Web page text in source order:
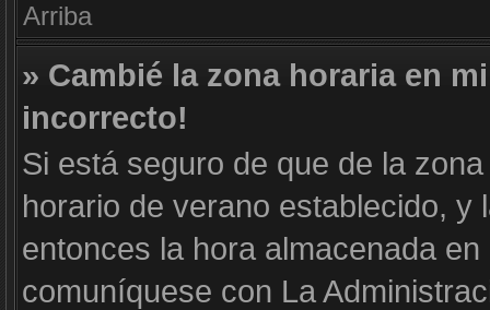
Arriba
» Cambié la zona horaria en
incorrecto!
Si está seguro de que de la
horario de verano establecido,
entonces la hora almacenada
comuníquese con La